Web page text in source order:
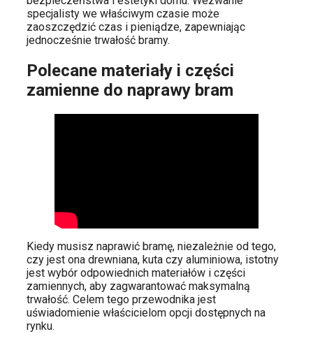
specjalisty we właściwym czasie może
zaoszczędzić czas i pieniądze, zapewniając
jednocześnie trwałość bramy.
Polecane materiały i części
zamienne do naprawy bram
Kiedy musisz naprawić bramę, niezależnie od tego,
czy jest ona drewniana, kuta czy aluminiowa, istotny
jest wybór odpowiednich materiałów i części
zamiennych, aby zagwarantować maksymalną
trwałość. Celem tego przewodnika jest
uświadomienie właścicielom opcji dostępnych na
rynku.